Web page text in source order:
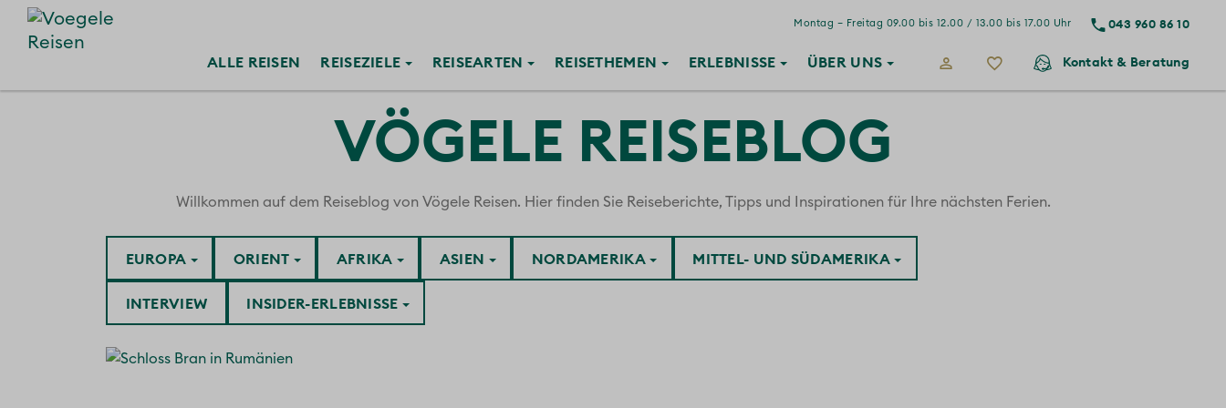
043 960 86 10
Montag – Freitag 09.00 bis 12.00 / 13.00 bis 17.00 Uhr
ALLE REISEN REISEZIELE REISEARTEN REISETHEMEN ERLEBNISSE ÜBER UNS Kontakt & Beratung
VÖGELE REISEBLOG
Willkommen auf dem Reiseblog von Vögele Reisen. Hier finden Sie Reiseberichte, Tipps und Inspirationen für Ihre nächsten Ferien.
AFRIKA ASIEN
EUROPA
INSIDER-ERLEBNISSE
INTERVIEW
MITTEL- UND SÜDAMERIKA
NORDAMERIKA
ORIENT